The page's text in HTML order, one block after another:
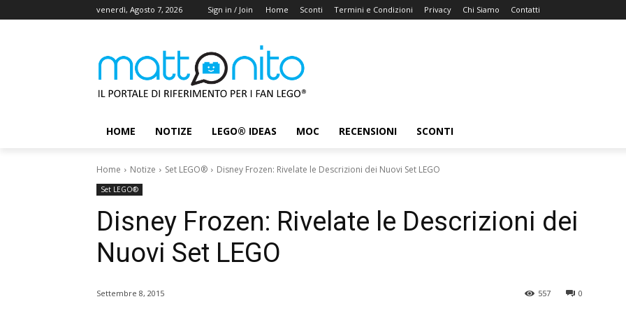
venerdì, Agosto 7, 2026 Sign in / Join Home Sconti Termini e Condizioni Privacy Chi Siamo Contatti
HOME NOTIZE LEGO® IDEAS MOC RECENSIONI SCONTI
Home Notize Set LEGO® Disney Frozen: Rivelate le Descrizioni dei Nuovi Set LEGO
Set LEGO®
Disney Frozen: Rivelate le Descrizioni dei
Nuovi Set LEGO
Settembre 8, 2015 0
557